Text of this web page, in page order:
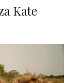
Kate